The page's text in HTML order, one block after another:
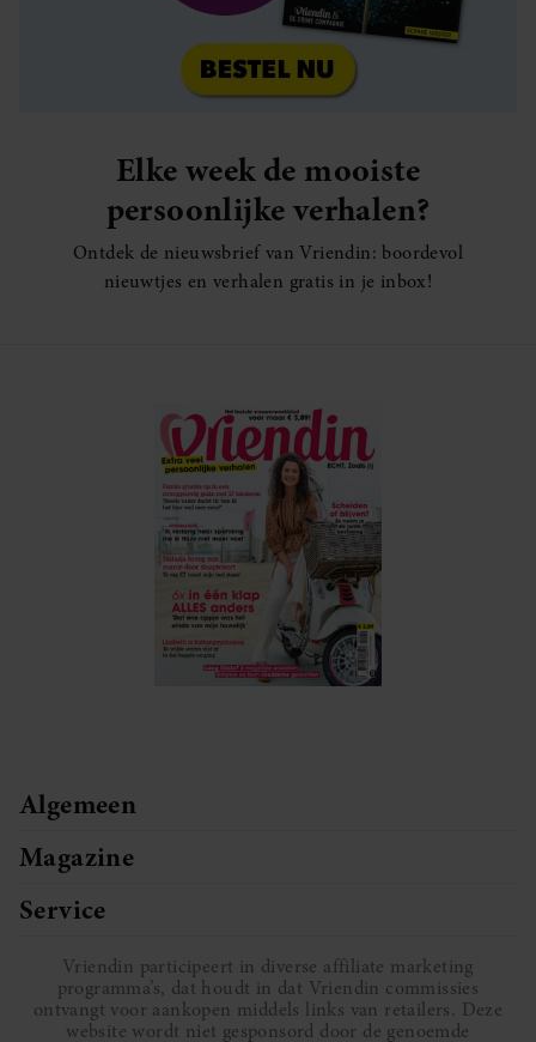
Elke week de mooiste
persoonlijke verhalen?
Ontdek de nieuwsbrief van Vriendin: boordevol
nieuwtjes en verhalen gratis in je inbox!
Algemeen
Magazine
Service
Vriendin participeert in diverse affiliate marketing
programma’s, dat houdt in dat Vriendin commissies
ontvangt voor aankopen middels links van retailers. Deze
website wordt niet gesponsord door de genoemde